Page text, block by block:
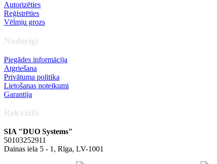
Autorizēties
Reģistrēties
Vēlmju grozs
Noderīgi
Piegādes informācija
Atgriešana
Privātuma politika
Lietošanas noteikumi
Garantija
Rekvizīti
SIA "DUO Systems"
50103252911
Dainas iela 5 - 1, Rīga, LV-1001